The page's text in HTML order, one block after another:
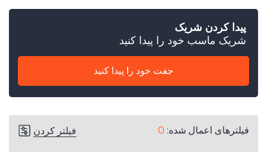
پیدا کردن شریک
شریک ماسب خود را پیدا کنید
1.
جنسیت
شما
مرد
2.
چند
جفت خود را پیدا کنید
فیلترهای اعمال شده: 0 فیلتر کردن